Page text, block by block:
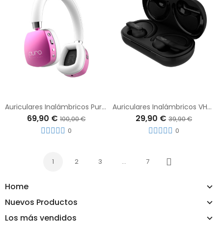
Home
Nuevos Productos
Los más vendidos
Auriculares Inalámbricos Puro Sound Labs PuroQuiets Con Activación Activa de Ruido Rosas
69,90 € 100,00 €
0
Auriculares Inalámbricos VHP-TW67BK Vieta Pro Action Para Deporte Negro
29,90 € 39,90 €
0
1 2 3 … 7
Siguiente